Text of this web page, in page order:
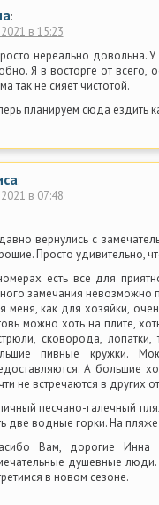
:
в 15:23
нереально довольна.
Я в восторге от всего,
так не сияет чистотой.
планируем сюда ездить
:
в 07:48
вернулись с
Просто удивительно,
есть все для
замечания невозможно
меня, как для хозяйки,
можно хоть на плите,
сковорода,
пивные кружки.
А большие
не встречаются в других
песчано-галечный
две водные горки. На
Вам, дорогие
душевные
в новом сезоне.